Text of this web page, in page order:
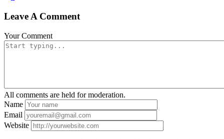
Leave A Comment
Your Comment
All comments are held for moderation.
Name
Email
Website